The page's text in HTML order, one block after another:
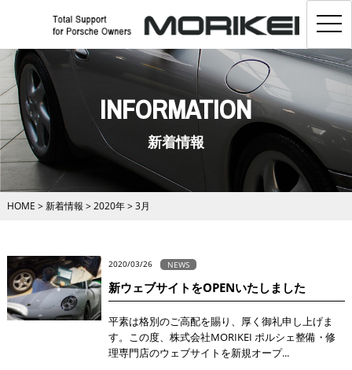
INFORMATION
新着情報
HOME >新着情報 >2020年>3月
2020/03/26 NEWS
新ウェブサイトをOPENいたしました
平素は格別のご高配を賜り、厚く御礼申し上げま
す。この度、株式会社MORIKEI ポルシェ整備・修
理専門店のウェブサイトを新規オープ...